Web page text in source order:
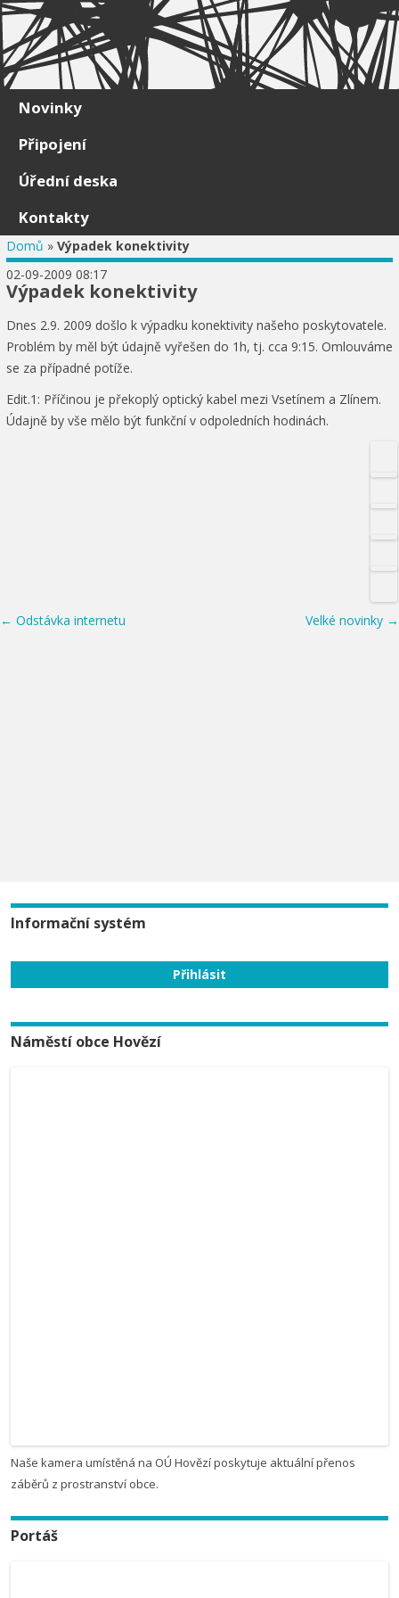
Skip to content
Novinky
Připojení
Úřední deska
Kontakty
Domů » Výpadek konektivity
02-09-2009 08:17
Výpadek konektivity
Dnes 2.9. 2009 došlo k výpadku konektivity našeho poskytovatele.
Problém by měl být údajně vyřešen do 1h, tj. cca 9:15. Omlouváme
se za případné potíže.
Edit.1: Příčinou je překoplý optický kabel mezi Vsetínem a Zlínem.
Údajně by vše mělo být funkční v odpoledních hodinách.
Post navigation
← Odstávka internetu Velké novinky →
Informační systém
Náměstí obce Hovězí
Naše kamera umístěná na OÚ Hovězí poskytuje aktuální přenos
záběrů z prostranství obce.
Portáš